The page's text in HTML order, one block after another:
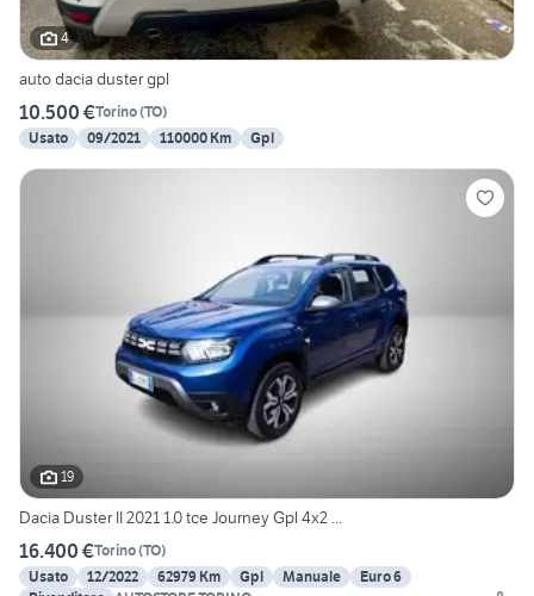
4
auto dacia duster gpl
10.500 €Torino(TO)
Usato
09/2021 110000 Km Gpl
19
Dacia Duster II 2021 1.0 tce Journey Gpl 4x2 ...
16.400 €Torino(TO)
Usato
12/2022 62979 Km Gpl Manuale
Euro 6